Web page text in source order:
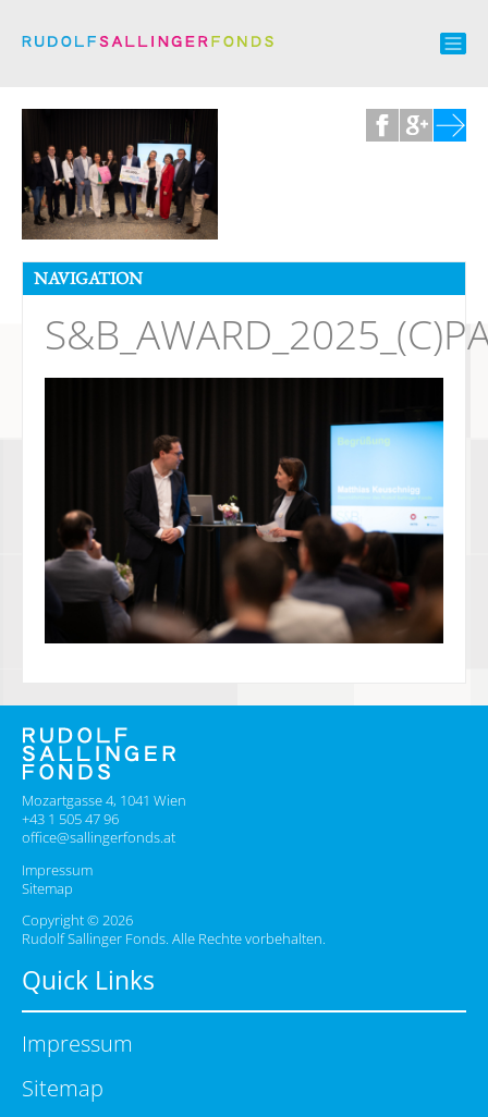
NAVIGATION
Mozartgasse 4, 1041 Wien
+43 1 505 47 96
office@sallingerfonds.at
Impressum
Sitemap
Copyright © 2026
Rudolf Sallinger Fonds. Alle Rechte vorbehalten.
Quick Links
Impressum
Sitemap